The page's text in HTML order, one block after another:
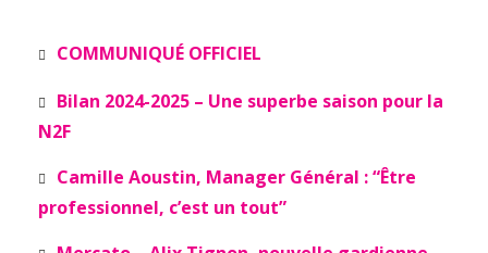
COMMUNIQUÉ OFFICIEL
Bilan 2024-2025 – Une superbe saison pour la
N2F
Camille Aoustin, Manager Général : “Être
professionnel, c’est un tout”